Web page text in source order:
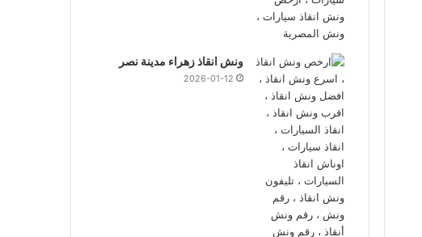
ونش انقاذ زهراء مدينة نصر
2026-01-12